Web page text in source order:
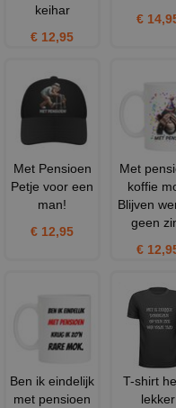
keihar
€ 12,95
€
Met Pensioen
Petje voor een
man!
€ 12,95
Met
koffie
Blijven
geen
€
Ben ik eindelijk
met pensioen
T-shirt
lekker